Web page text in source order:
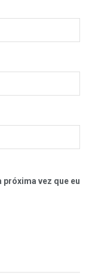
vez que eu